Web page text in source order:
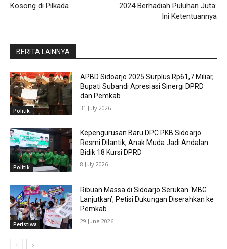
Kosong di Pilkada
2024 Berhadiah Puluhan Juta:
Ini Ketentuannya
BERITA LAINNYA
Politik
APBD Sidoarjo 2025 Surplus Rp61,7 Miliar,
Bupati Subandi Apresiasi Sinergi DPRD
dan Pemkab
31 July 2026
Politik
Kepengurusan Baru DPC PKB Sidoarjo
Resmi Dilantik, Anak Muda Jadi Andalan
Bidik 18 Kursi DPRD
8 July 2026
Peristiwa
Ribuan Massa di Sidoarjo Serukan ‘MBG
Lanjutkan’, Petisi Dukungan Diserahkan ke
Pemkab
29 June 2026